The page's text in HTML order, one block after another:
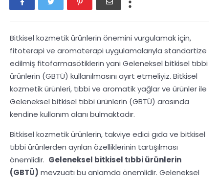
Bitkisel kozmetik ürünlerin önemini vurgulamak için,
fitoterapi ve aromaterapi uygulamalarıyla standartize
edilmiş fitofarmasötiklerin yani Geleneksel bitkisel tıbbi
ürünlerin (GBTÜ) kullanılmasını ayırt etmeliyiz. Bitkisel
kozmetik ürünleri, tıbbi ve aromatik yağlar ve ürünler ile
Geleneksel bitkisel tıbbi ürünlerin (GBTÜ) arasında
kendine kullanım alanı bulmaktadır.
Bitkisel kozmetik ürünlerin, takviye edici gıda ve bitkisel
tıbbi ürünlerden ayrılan özelliklerinin tartışılması
önemlidir. Geleneksel bitkisel tıbbi ürünlerin
(GBTÜ) mevzuatı bu anlamda önemlidir. Geleneksel